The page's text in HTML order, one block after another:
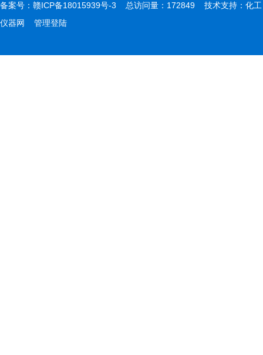
备案号： 赣ICP备18015939号-3 总访问量：172849 技术支持： 化工
仪器网
管理登陆